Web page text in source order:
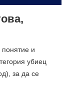
понятие и
убиец
за да се